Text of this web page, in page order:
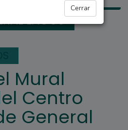
Cerrar
LAGOS
Mural
Centro
General